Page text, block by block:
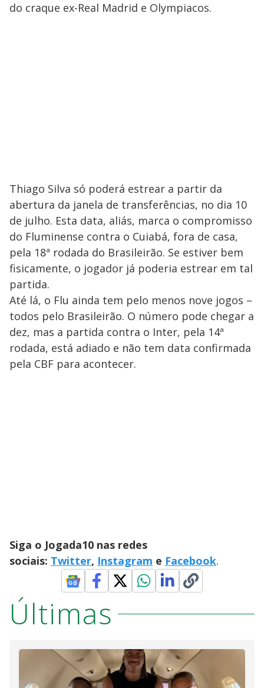
do craque ex-Real Madrid e Olympiacos.
Thiago Silva só poderá estrear a partir da
abertura da janela de transferências, no dia 10
de julho. Esta data, aliás, marca o compromisso
do Fluminense contra o Cuiabá, fora de casa,
pela 18ª rodada do Brasileirão. Se estiver bem
fisicamente, o jogador já poderia estrear em tal
partida.
Até lá, o Flu ainda tem pelo menos nove jogos –
todos pelo Brasileirão. O número pode chegar a
dez, mas a partida contra o Inter, pela 14ª
rodada, está adiado e não tem data confirmada
pela CBF para acontecer.
Siga o Jogada10 nas redes
sociais: Twitter, Instagram e Facebook.
Últimas